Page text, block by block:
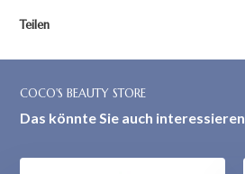
Teilen
COCO'S BEAUTY STORE
Das könnte Sie auch interessieren